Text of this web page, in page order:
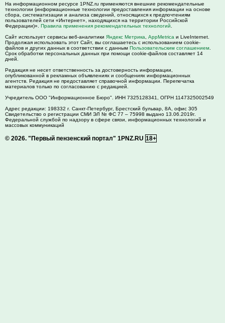
На информационном ресурсе 1PNZ.ru применяются внешние рекомендательные
технологии (информационные технологии предоставления информации на основе
сбора, систематизации и анализа сведений, относящихся к предпочтениям
пользователей сети «Интернет», находящихся на территории Российской
Федерации)». Правила применения рекомендательных технологий
Сайт использует сервисы веб-аналитики Яндекс Метрика AppMetrica и LiveInternet.
Продолжая использовать этот Сайт, вы соглашаетесь с использованием cookie-
файлов и других данных в соответствии с данным Пользовательским соглашением
Срок обработки персональных данных при помощи cookie-файлов составляет 14
дней.
Редакция не несет ответственность за достоверность информации,
опубликованной в рекламных объявлениях и сообщениях информационных
агентств. Редакция не предоставляет справочной информации. Перепечатка
материалов только по согласованию с редакцией.
Учредитель ООО "Информационное Бюро". ИНН 7325128341, ОГРН 1147325002549
Адрес редакции: 198332 г. Санкт-Петербург, Брестский бульвар, 8А, офис 305
Свидетельство о регистрации СМИ ЭЛ № ФС 77 – 75998 выдано 13.06.2019г.
Федеральной службой по надзору в сфере связи, информационных технологий и
массовых коммуникаций
© 2026. "Первый пензенский портал" 1PNZ.RU 18+